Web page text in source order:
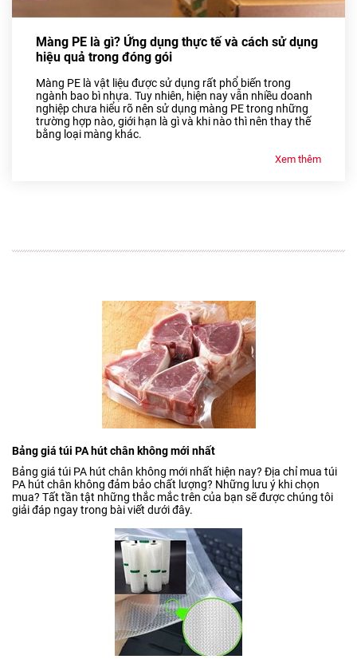
Màng PE là gì? Ứng dụng thực tế và cách sử dụng
hiệu quả trong đóng gói
Màng PE là vật liệu được sử dụng rất phổ biến trong
ngành bao bì nhựa. Tuy nhiên, hiện nay vẫn nhiều doanh
nghiệp chưa hiểu rõ nên sử dụng màng PE trong những
trường hợp nào, giới hạn là gì và khi nào thì nên thay thế
bằng loại màng khác.
Xem thêm
Bảng giá túi PA hút chân không mới nhất
Bảng giá túi PA hút chân không mới nhất hiện nay? Địa chỉ mua túi
PA hút chân không đảm bảo chất lượng? Những lưu ý khi chọn
mua? Tất tần tật những thắc mắc trên của bạn sẽ được chúng tôi
giải đáp ngay trong bài viết dưới đây.